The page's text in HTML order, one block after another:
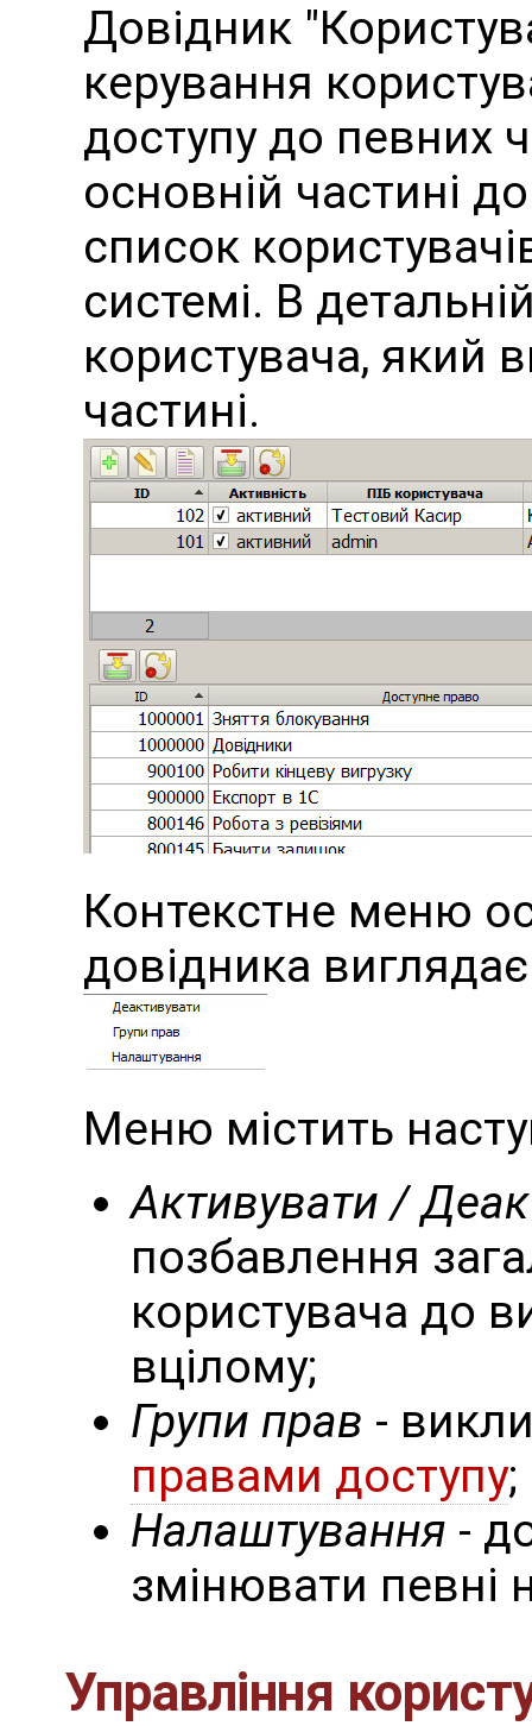
Довідник
керування
доступу до певних
основній частині
список
системі. В
користувача, який
частині.
Контекстне меню
довідника
Меню містить
Активувати /
позбавлення
користувача до
вцілому;
Групи прав -
правами доступу;
Налаштування -
змінювати певні
Управління